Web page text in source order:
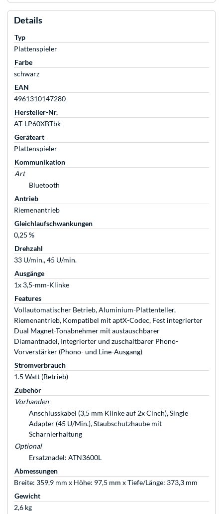
Details
Typ
Plattenspieler
Farbe
schwarz
EAN
4961310147280
Hersteller-Nr.
AT-LP60XBTbk
Geräteart
Plattenspieler
Kommunikation
Art
Bluetooth
Antrieb
Riemenantrieb
Gleichlaufschwankungen
0,25 %
Drehzahl
33 U/min., 45 U/min.
Ausgänge
1x 3,5-mm-Klinke
Features
Vollautomatischer Betrieb, Aluminium-Plattenteller,
Riemenantrieb, Kompatibel mit aptX-Codec, Fest integrierter
Dual Magnet-Tonabnehmer mit austauschbarer
Diamantnadel, Integrierter und zuschaltbarer Phono-
Vorverstärker (Phono- und Line-Ausgang)
Stromverbrauch
1.5 Watt (Betrieb)
Zubehör
Vorhanden
Anschlusskabel (3,5 mm Klinke auf 2x Cinch), Single
Adapter (45 U/Min.), Staubschutzhaube mit
Scharnierhaltung
Optional
Ersatznadel: ATN3600L
Abmessungen
Breite: 359,9 mm x Höhe: 97,5 mm x Tiefe/Länge: 373,3 mm
Gewicht
2,6 kg